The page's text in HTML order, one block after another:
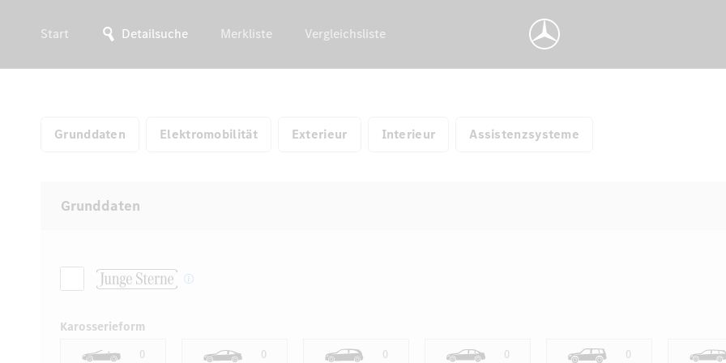
Start Detailsuche Merkliste Vergleichsliste
Grunddaten Elektromobilität Exterieur Interieur Assistenzsysteme
Grunddaten
Karosserieform
0 0 0 0 0